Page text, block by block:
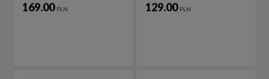
169.00 PLN 129.00 PLN